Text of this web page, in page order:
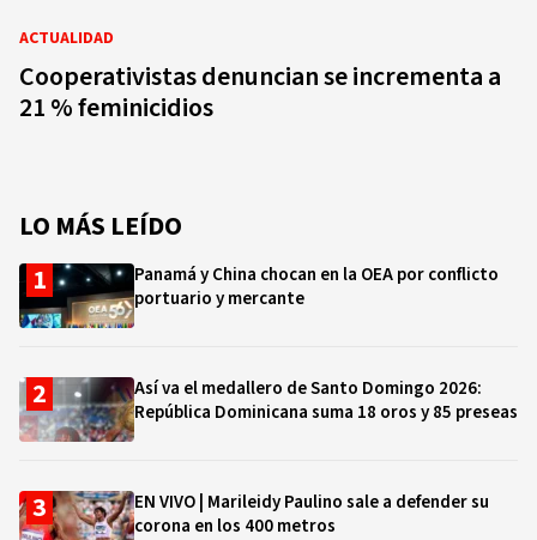
ACTUALIDAD
Cooperativistas denuncian se incrementa a
21 % feminicidios
LO MÁS LEÍDO
Panamá y China chocan en la OEA por conflicto
portuario y mercante
Así va el medallero de Santo Domingo 2026:
República Dominicana suma 18 oros y 85 preseas
EN VIVO | Marileidy Paulino sale a defender su
corona en los 400 metros